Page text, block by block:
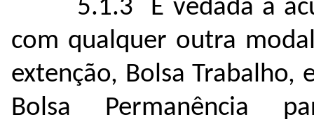
5.1.3 É vedada a
com qualquer outra
extenção, Bolsa Trabalho,
Bolsa Permanência